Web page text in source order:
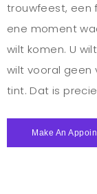
trouwfeest, een
ene moment
wilt komen. U
wilt vooral geen
tint. Dat is
Make An